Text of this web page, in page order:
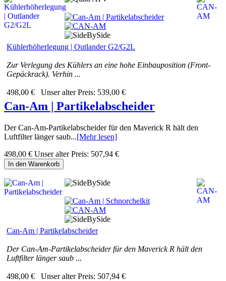
Kühlerhöherlegung | Outlander G2/G2L
Zur Verlegung des Kühlers an eine hohe Einbauposition (Front-
Gepäckrack). Verhin ...
498,00 € Unser alter Preis: 539,00 €
Can-Am | Partikelabscheider
Der Can-Am-Partikelabscheider für den Maverick R hält den
Luftfilter länger saub...[Mehr lesen]
498,00 € Unser alter Preis: 507,94 €
In den Warenkorb
Can-Am | Partikelabscheider
Der Can-Am-Partikelabscheider für den Maverick R hält den
Luftfilter länger saub ...
498,00 € Unser alter Preis: 507,94 €